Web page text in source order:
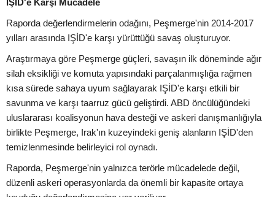
IŞİD'e Karşı Mücadele
Raporda değerlendirmelerin odağını, Peşmerge'nin 2014-2017
yılları arasında IŞİD'e karşı yürüttüğü savaş oluşturuyor.
Araştırmaya göre Peşmerge güçleri, savaşın ilk döneminde ağır
silah eksikliği ve komuta yapısındaki parçalanmışlığa rağmen
kısa sürede sahaya uyum sağlayarak IŞİD'e karşı etkili bir
savunma ve karşı taarruz gücü geliştirdi. ABD öncülüğündeki
uluslararası koalisyonun hava desteği ve askeri danışmanlığıyla
birlikte Peşmerge, Irak'ın kuzeyindeki geniş alanların IŞİD'den
temizlenmesinde belirleyici rol oynadı.
Raporda, Peşmerge'nin yalnızca terörle mücadelede değil,
düzenli askeri operasyonlarda da önemli bir kapasite ortaya